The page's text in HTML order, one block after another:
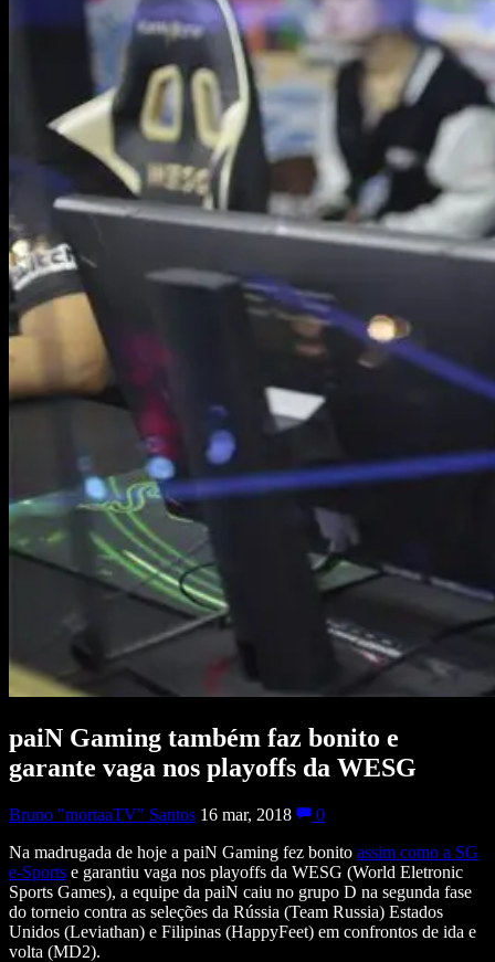
paiN Gaming também faz bonito e
garante vaga nos playoffs da WESG
Bruno "mortaaTV" Santos 16 mar, 2018
0
Na madrugada de hoje a paiN Gaming fez bonito assim como a SG
e-Sports e garantiu vaga nos playoffs da WESG (World Eletronic
Sports Games), a equipe da paiN caiu no grupo D na segunda fase
do torneio contra as seleções da Rússia (Team Russia) Estados
Unidos (Leviathan) e Filipinas (HappyFeet) em confrontos de ida e
volta (MD2).